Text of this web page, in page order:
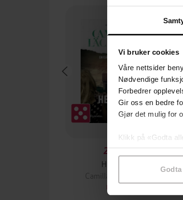
Vi bruker cookies
Våre nettsider
Nødvendige
Forbedrer
Gir oss en bedre
Gjør det mulig for
Klikk på «Godta
samtykke til
229,-
Heksen
Camilla Läckberg
EBOK